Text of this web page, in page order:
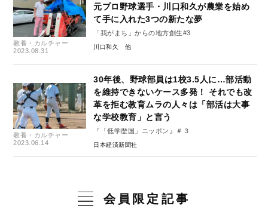
教養・カルチャー
2023.08.31
元プロ野球選手・川口和久が農業を始め
て手に入れた3つの新たな夢
「我がまち」からの地方創生#3
川口和久
教養・カルチャー
2023.06.14
30年後、野球部員は1校3.5人に…部活動
を維持できないケース多発！ それでも改
革を拒む教育ムラの人々は「部活は大事
な学校教育」と言う
『「低学歴国」ニッポン』＃３
日本経済新聞社
会員限定記事